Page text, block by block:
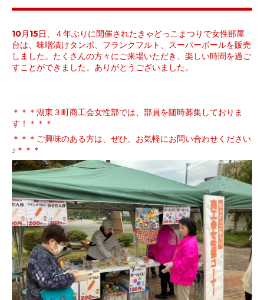
10月 15日、
４年ぶりに開催されたきゃどっこまつりで女性部屋
台は、味噌漬けタンポ、フランクフルト、スーパーボールを販売
しました。たくさんの方々にご来場いただき、楽しい時間を過ご
すことができました。ありがとうございました。
＊＊＊湖東３町商工会女性部では、部員を随時募集しておりま
す！＊＊＊
＊＊＊ご興味のある方は、ぜひ、お気軽にお問い合わせください
♪＊＊＊